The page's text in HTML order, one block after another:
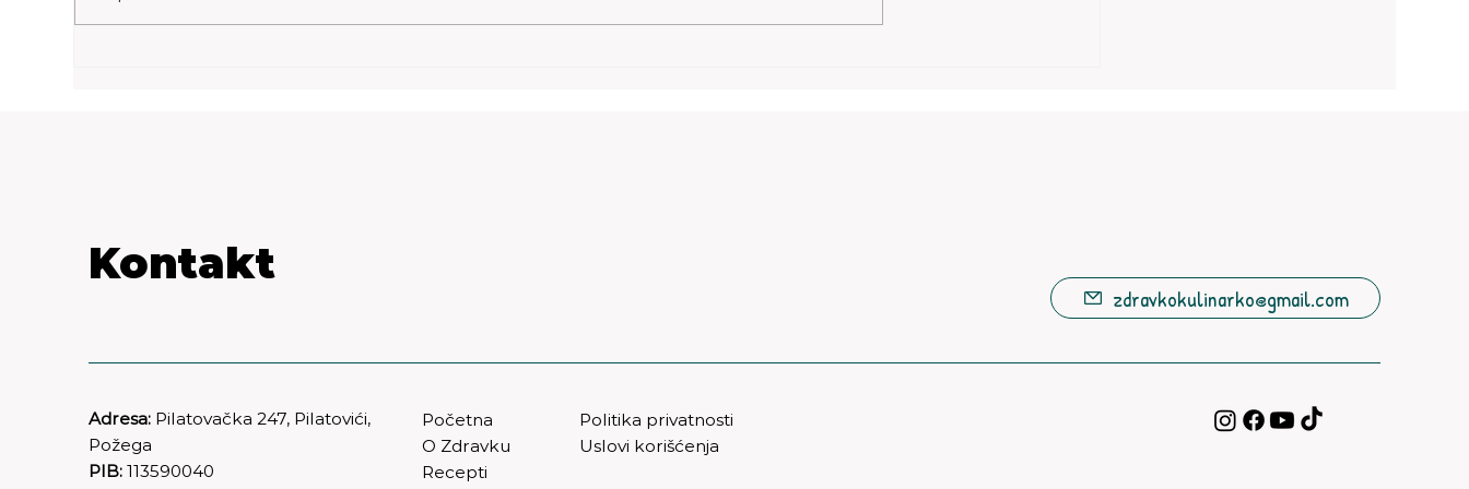
Kontakt
zdravkokulinarko@gmail.com
Adresa:Pilatovačka 247, Pilatovići,
Požega
PIB:113590040
Početna
O Zdravku
Recepti
Politika privatnosti
Uslovi korišćenja